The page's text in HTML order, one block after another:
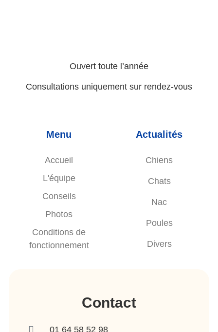
Ouvert toute l’année
Consultations uniquement sur rendez-vous
Menu
Accueil
L'équipe
Conseils
Photos
Conditions de
fonctionnement
Actualités
Chiens
Chats
Nac
Poules
Divers
Contact
01 64 58 52 98